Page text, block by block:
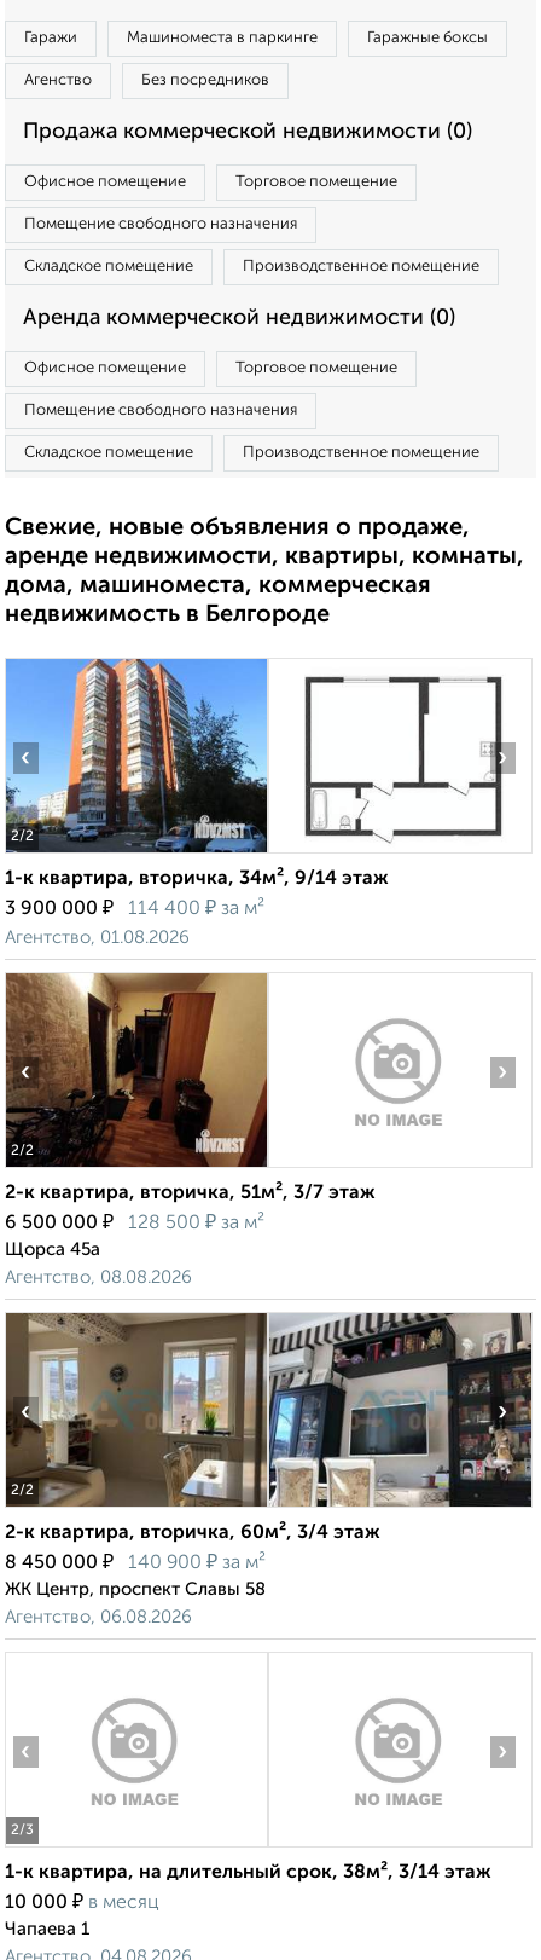
Гаражи Машиноместа в паркинге Гаражные боксы
Агенство Без посредников
Продажа коммерческой недвижимости (0)
Офисное помещение Торговое помещение
Помещение свободного назначения
Складское помещение Производственное помещение
Аренда коммерческой недвижимости (0)
Офисное помещение Торговое помещение
Помещение свободного назначения
Складское помещение Производственное помещение
Свежие, новые объявления о продаже,
аренде недвижимости, квартиры, комнаты,
дома, машиноместа, коммерческая
недвижимость в Белгороде
2/2
‹ ›
1-к квартира, вторичка, 34м², 9/14 этаж
3 900 000 ₽ 114 400 ₽ за м²
Агентство, 01.08.2026
2/2
‹ ›
2-к квартира, вторичка, 51м², 3/7 этаж
6 500 000 ₽ 128 500 ₽ за м²
Щорса 45а
Агентство, 08.08.2026
2/2
‹ ›
2-к квартира, вторичка, 60м², 3/4 этаж
8 450 000 ₽ 140 900 ₽ за м²
ЖК Центр, проспект Славы 58
Агентство, 06.08.2026
2/3
‹ ›
1-к квартира, на длительный срок, 38м², 3/14 этаж
10 000 ₽ в месяц
Чапаева 1